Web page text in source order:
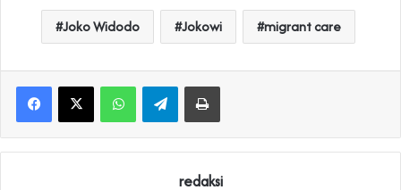
Joko Widodo Jokowi migrant care
WhatsAppTelegramPrint
redaksi